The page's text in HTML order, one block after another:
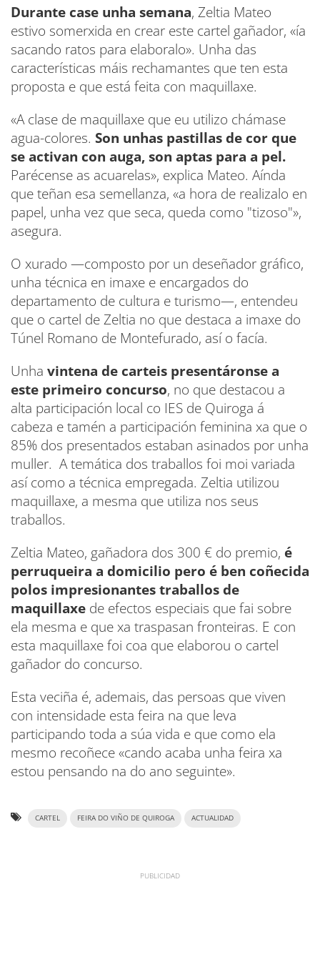
Durante case unha semana, Zeltia Mateo
estivo somerxida en crear este cartel gañador, «ía
sacando ratos para elaboralo». Unha das
características máis rechamantes que ten esta
proposta e que está feita con maquillaxe.
«A clase de maquillaxe que eu utilizo chámase
agua-colores. Son unhas pastillas de cor que
se activan con auga, son aptas para a pel.
Parécense as acuarelas», explica Mateo. Aínda
que teñan esa semellanza, «a hora de realizalo en
papel, unha vez que seca, queda como "tizoso"»,
asegura.
O xurado —composto por un deseñador gráfico,
unha técnica en imaxe e encargados do
departamento de cultura e turismo—, entendeu
que o cartel de Zeltia no que destaca a imaxe do
Túnel Romano de Montefurado, así o facía.
Unha vintena de carteis presentáronse a
este primeiro concurso, no que destacou a
alta participación local co IES de Quiroga á
cabeza e tamén a participación feminina xa que o
85% dos presentados estaban asinados por unha
muller. A temática dos traballos foi moi variada
así como a técnica empregada. Zeltia utilizou
maquillaxe, a mesma que utiliza nos seus
traballos.
Zeltia Mateo, gañadora dos 300 € do premio, é
perruqueira a domicilio pero é ben coñecida
polos impresionantes traballos de
maquillaxe de efectos especiais que fai sobre
ela mesma e que xa traspasan fronteiras. E con
esta maquillaxe foi coa que elaborou o cartel
gañador do concurso.
Esta veciña é, ademais, das persoas que viven
con intensidade esta feira na que leva
participando toda a súa vida e que como ela
mesmo recoñece «cando acaba unha feira xa
estou pensando na do ano seguinte».
CARTEL FEIRA DO VIÑO DE QUIROGA ACTUALIDAD